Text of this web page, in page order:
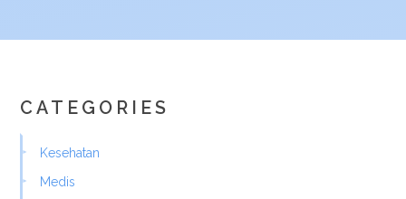
CATEGORIES
Kesehatan
Medis